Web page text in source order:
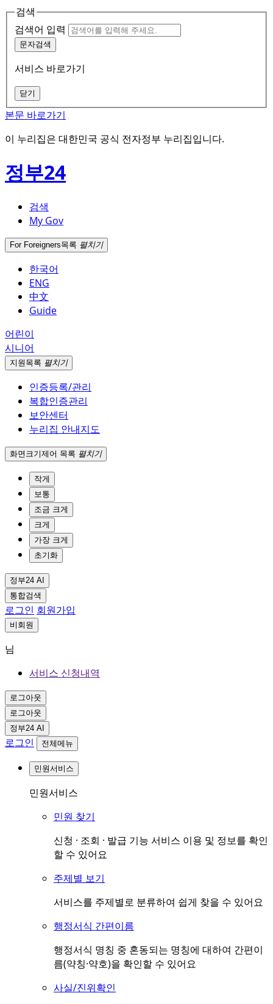
검색
검색어 입력
문자검색
서비스 바로가기
닫기
본문 바로가기
이 누리집은 대한민국 공식 전자정부 누리집입니다.
정부24
검색
My Gov
For Foreigners목록 펼치기
한국어
ENG
中文
Guide
어린이
시니어
지원 목록 펼치기
인증등록/관리
복합인증관리
보안센터
누리집 안내지도
화면크기제어 목록 펼치기
작게
보통
조금 크게
크게
가장 크게
초기화
정부24 AI
통합검색
로그인 회원가입
비회원
님
서비스 신청내역
로그아웃
로그아웃
정부24 AI
로그인 전체메뉴
민원서비스
민원서비스
민원 찾기
신청 · 조회 · 발급 기능 서비스 이용 및 정보를 확인
할 수 있어요
주제별 보기
서비스를 주제별로 분류하여 쉽게 찾을 수 있어요
행정서식 간편이름
행정서식 명칭 중 혼동되는 명칭에 대하여 간편이
름(약칭·약호)을 확인할 수 있어요
사실/진위확인